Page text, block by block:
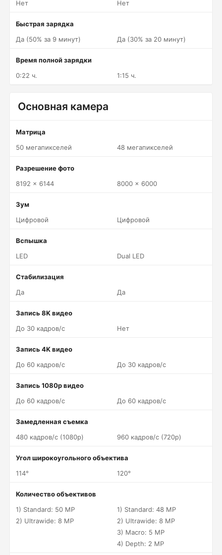
Нет Нет
Быстрая зарядка
Да (50% за 9 минут)
Да (30% за 20 минут)
Время полной зарядки
0:22 ч.
1:15 ч.
Основная камера
Матрица
50 мегапикселей
48 мегапикселей
Разрешение фото
8192 x 6144
8000 x 6000
Зум
Цифровой
Цифровой
Вспышка
LED
Dual LED
Стабилизация
Да
Да
Запись 8K видео
До 30 кадров/c
Нет
Запись 4K видео
До 60 кадров/c
До 30 кадров/c
Запись 1080p видео
До 60 кадров/c
До 60 кадров/c
Замедленная съемка
480 кадров/c (1080p)
960 кадров/c (720p)
Угол широкоугольного объектива
114°
120°
Количество объективов
1) Standard: 50 MP
2) Ultrawide: 8 MP
1) Standard: 48 MP
2) Ultrawide: 8 MP
3) Macro: 5 MP
4) Depth: 2 MP